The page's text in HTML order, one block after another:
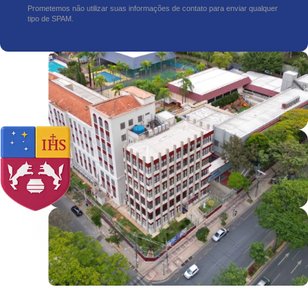
Prometemos não utilizar suas informações de contato para enviar qualquer
tipo de SPAM.